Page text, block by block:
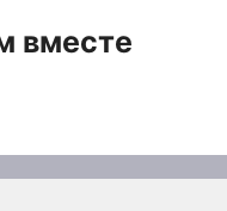
вместе